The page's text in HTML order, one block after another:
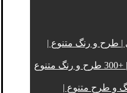
طرح و رنگ متنوع |
قیمت و خرید کاشی لوکس | +300 طرح و رنگ متنوع
و طرح متنوع |